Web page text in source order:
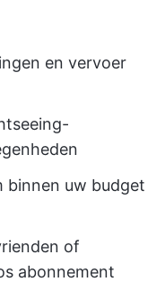
en vervoer
binnen uw budget
of
abonnement